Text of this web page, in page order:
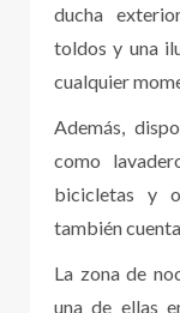
ducha
toldos y una
cualquier
Además,
como
bicicletas y
también
La zona de
una de ellas